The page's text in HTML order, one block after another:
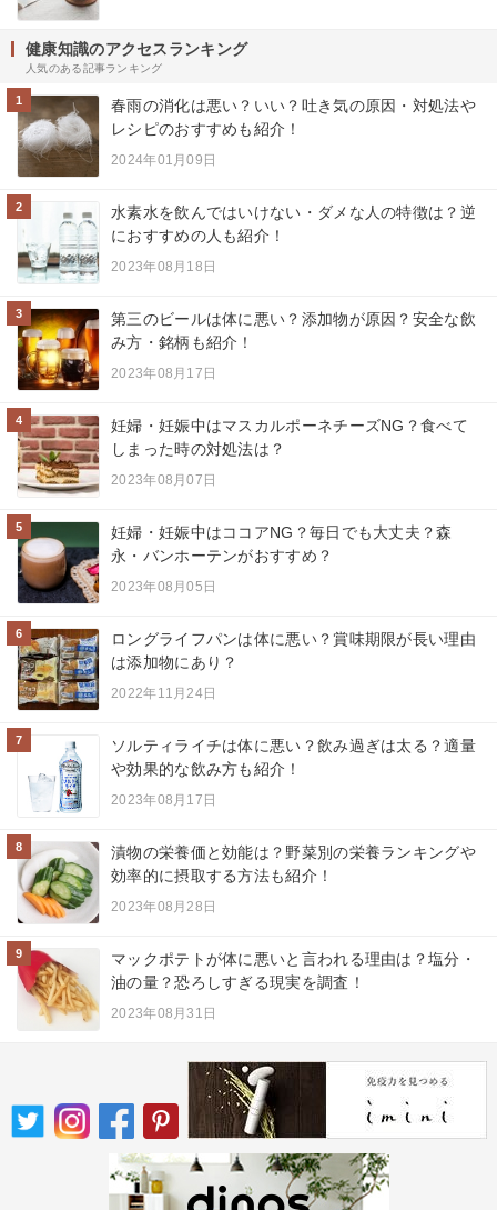
健康知識のアクセスランキング
人気のある記事ランキング
1
春雨の消化は悪い？いい？吐き気の原因・対処法や
レシピのおすすめも紹介！
2024年01月09日
2
水素水を飲んではいけない・ダメな人の特徴は？逆
におすすめの人も紹介！
2023年08月18日
3
第三のビールは体に悪い？添加物が原因？安全な飲
み方・銘柄も紹介！
2023年08月17日
4
妊婦・妊娠中はマスカルポーネチーズNG？食べて
しまった時の対処法は？
2023年08月07日
5
妊婦・妊娠中はココアNG？毎日でも大丈夫？森
永・バンホーテンがおすすめ？
2023年08月05日
6
ロングライフパンは体に悪い？賞味期限が長い理由
は添加物にあり？
2022年11月24日
7
ソルティライチは体に悪い？飲み過ぎは太る？適量
や効果的な飲み方も紹介！
2023年08月17日
8
漬物の栄養価と効能は？野菜別の栄養ランキングや
効率的に摂取する方法も紹介！
2023年08月28日
9
マックポテトが体に悪いと言われる理由は？塩分・
油の量？恐ろしすぎる現実を調査！
2023年08月31日